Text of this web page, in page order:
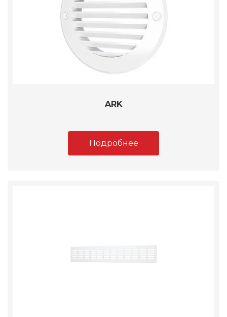
ARK
Подробнее